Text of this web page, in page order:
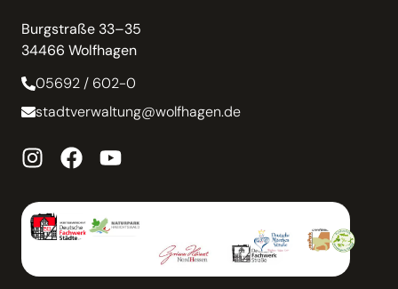
Burgstraße 33–35
34466 Wolfhagen
05692 / 602-0
stadtverwaltung@wolfhagen.de